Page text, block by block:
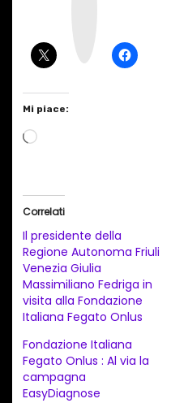
Mi piace:
C
a
m
e
n
t
o
i
Correlati
Il presidente della
Regione Autonoma Friuli
Venezia Giulia
Massimiliano Fedriga in
visita alla Fondazione
Italiana Fegato Onlus
Fondazione Italiana
Fegato Onlus : Al via la
campagna
EasyDiagnose